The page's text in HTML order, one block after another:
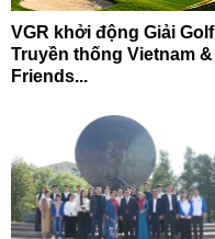
VGR khởi động Giải Golf
Truyền thống Vietnam &
Friends...